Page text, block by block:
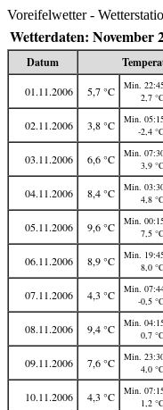
Voreifelwetter -
Wetterdaten: November
Datum
01.11.2006 5,7 °C
Min.
2,7
02.11.2006 3,8 °C
Min.
-2,4
03.11.2006 6,6 °C
Min.
3,9
04.11.2006 8,4 °C
Min.
4,8
05.11.2006 9,6 °C
Min.
7,5
06.11.2006 8,9 °C
Min.
8,0
07.11.2006 4,3 °C
Min.
-0,5
08.11.2006 9,4 °C
Min.
0,7
09.11.2006 7,6 °C
Min.
4,0
10.11.2006 4,3 °C
Min.
1,2